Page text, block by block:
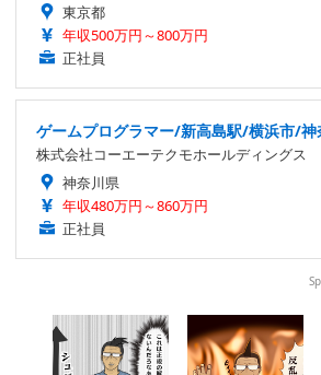
東京都
年収500万円～800万円
正社員
ゲームプログラマー/新高島駅/横浜市/神
株式会社コーエーテクモホールディングス
神奈川県
年収480万円～860万円
正社員